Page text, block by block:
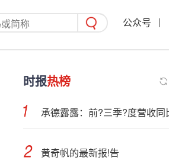
公众号
时报热榜
黄奇帆的最新报!告